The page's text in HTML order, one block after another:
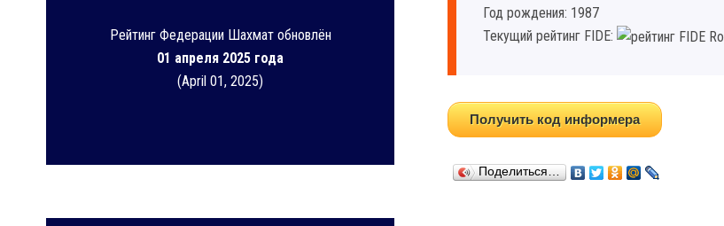
Рейтинг Федерации Шахмат обновлён
01 апреля 2025 года
(April 01, 2025)
Год рождения: 1987
Текущий рейтинг FIDE:
Получить код информера
Поделиться…